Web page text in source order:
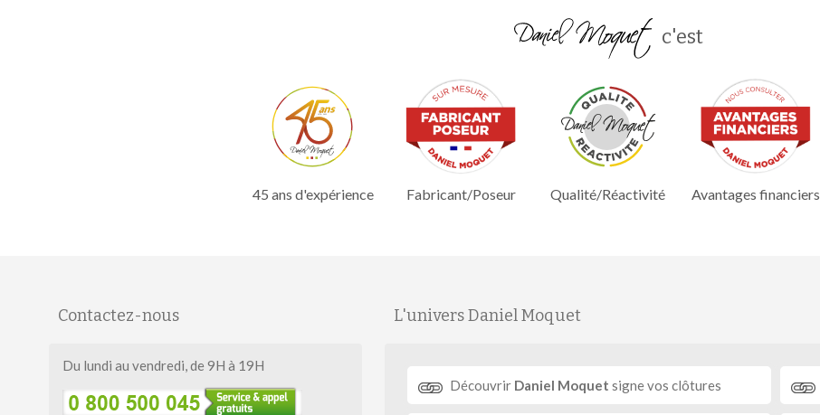
c'est
45 ans d'expérience Fabricant/Poseur Qualité/Réactivité Avantages financiers
Contactez-nous
Du lundi au vendredi, de 9H à 19H
L'univers Daniel Moquet
Découvrir Daniel Moquet signe vos clôtures
Salut c'est nous...